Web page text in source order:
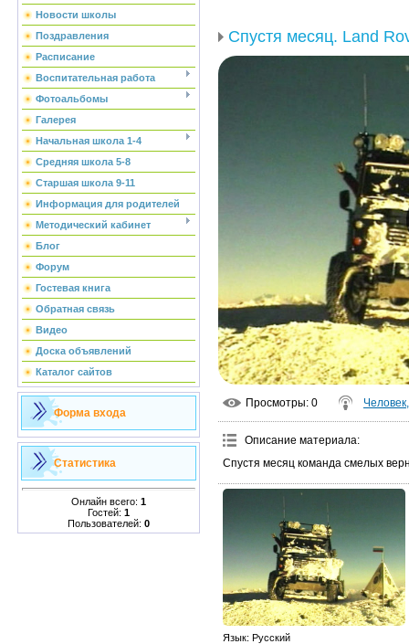
Новости школы
Поздравления
Расписание
Воспитательная работа
Фотоальбомы
Галерея
Начальная школа 1-4
Средняя школа 5-8
Старшая школа 9-11
Информация для родителей
Методический кабинет
Блог
Форум
Гостевая книга
Обратная связь
Видео
Доска объявлений
Каталог сайтов
Форма входа
Статистика
Онлайн всего: 1
Гостей: 1
Пользователей: 0
Спустя месяц. Land
Просмотры: 0
Описание материала:
Спустя месяц команда смелых
Язык: Русский